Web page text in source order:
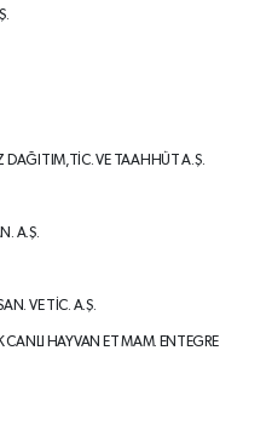
DAĞITIM,TİC. VE TAAHHÜT A.Ş.
A.Ş.
VE TİC. A.Ş.
CANLI HAYVAN ET MAM. ENTEGRE